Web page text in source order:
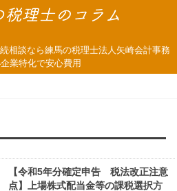
相談なら練馬の税理士法人矢崎会計事務
業特化で安心費用
【令和5年分確定申告 税法改正注意
点】上場株式配当金等の課税選択方